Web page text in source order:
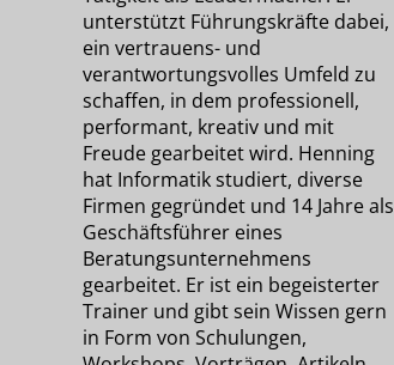
unterstützt Führungskräfte dabei,
ein vertrauens- und
verantwortungsvolles Umfeld zu
schaffen, in dem professionell,
performant, kreativ und mit
Freude gearbeitet wird. Henning
hat Informatik studiert, diverse
Firmen gegründet und 14 Jahre als
Geschäftsführer eines
Beratungsunternehmens
gearbeitet. Er ist ein begeisterter
Trainer und gibt sein Wissen gern
in Form von Schulungen,